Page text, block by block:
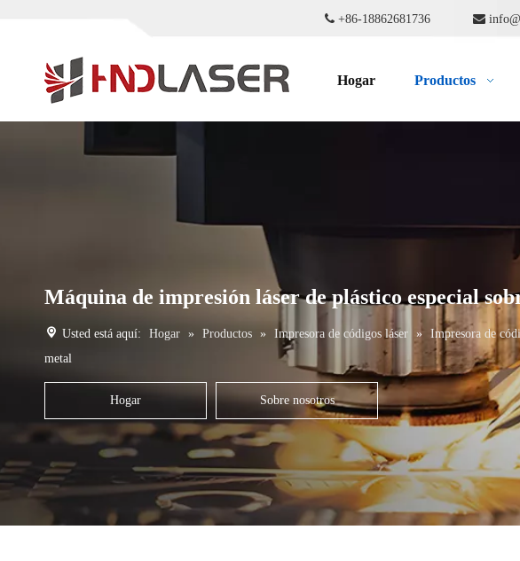
 +86-18862681736 
Hogar Productos
Máquina de impresión láser de plástico especial
Usted está aquí: Hogar » Productos » Impresora de códigos láser » Impresora de
metal
Hogar Sobre nosotros